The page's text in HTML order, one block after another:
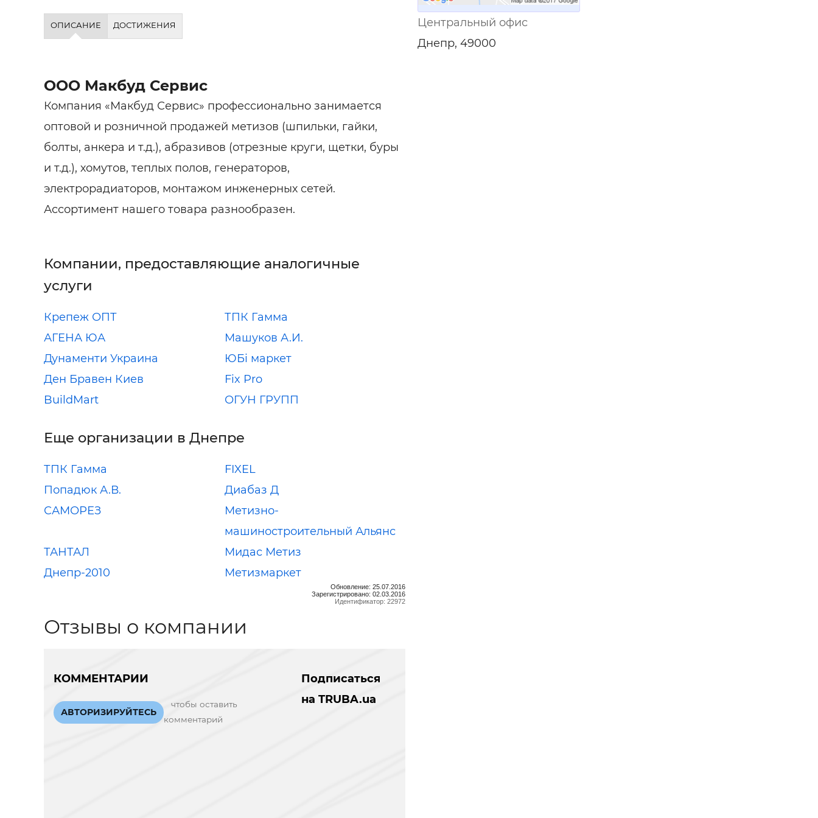
ОПИСАНИЕ ДОСТИЖЕНИЯ
ООО Макбуд Сервис
Компания «Макбуд Сервис» профессионально занимается
оптовой и розничной продажей метизов (шпильки, гайки,
болты, анкера и т.д.), абразивов (отрезные круги, щетки, буры
и т.д.), хомутов, теплых полов, генераторов,
электрорадиаторов, монтажом инженерных сетей.
Ассортимент нашего товара разнообразен.
Компании, предоставляющие аналогичные
услуги
Крепеж ОПТ
ТПК Гамма
АГЕНА ЮА
Машуков А.И.
Дунаменти Украина
ЮБі маркет
Ден Бравен Киев
Fix Pro
BuildMart
ОГУН ГРУПП
Еще организации в Днепре
ТПК Гамма
FIXEL
Попадюк А.В.
Диабаз Д
САМОРЕЗ
Метизно-
машиностроительный Альянс
ТАНТАЛ
Мидас Метиз
Днепр-2010
Метизмаркет
Обновление: 25.07.2016
Зарегистрировано: 02.03.2016
Идентификатор: 22972
Отзывы о компании
КОММЕНТАРИИ
АВТОРИЗИРУЙТЕСЬ
чтобы оставить
комментарий
Подписаться
на TRUBA.ua
Центральный офис
Днепр, 49000